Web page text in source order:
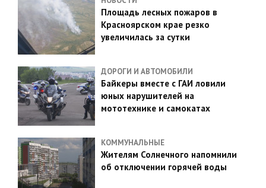
Площадь лесных пожаров в
Красноярском крае резко
увеличилась за сутки
ДОРОГИ И АВТОМОБИЛИ
Байкеры вместе с ГАИ ловили
юных нарушителей на
мототехнике и самокатах
КОММУНАЛЬНЫЕ
Жителям Солнечного напомнили
об отключении горячей воды